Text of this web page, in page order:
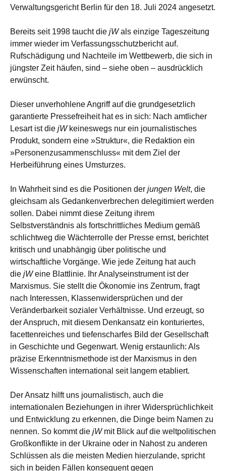
Verwaltungsgericht Berlin für den 18. Juli 2024 angesetzt.
Bereits seit 1998 taucht die jWals einzige Tageszeitung
immer wieder im Verfassungsschutzbericht auf.
Rufschädigung und Nachteile im Wettbewerb, die sich in
jüngster Zeit häufen, sind – siehe oben – ausdrücklich
erwünscht.
Dieser unverhohlene Angriff auf die grundgesetzlich
garantierte Pressefreiheit hat es in sich: Nach amtlicher
Lesart ist die jWkeineswegs nur ein journalistisches
Produkt, sondern eine »Struktur«, die Redaktion ein
»Personenzusammenschluss« mit dem Ziel der
Herbeiführung eines Umsturzes.
In Wahrheit sind es die Positionen der jungen Welt, die
gleichsam als Gedankenverbrechen delegitimiert werden
sollen. Dabei nimmt diese Zeitung ihrem
Selbstverständnis als fortschrittliches Medium gemäß
schlichtweg die Wächterrolle der Presse ernst, berichtet
kritisch und unabhängig über politische und
wirtschaftliche Vorgänge. Wie jede Zeitung hat auch
die jWeine Blattlinie. Ihr Analyseinstrument ist der
Marxismus. Sie stellt die Ökonomie ins Zentrum, fragt
nach Interessen, Klassenwidersprüchen und der
Veränderbarkeit sozialer Verhältnisse. Und erzeugt, so
der Anspruch, mit diesem Denkansatz ein konturiertes,
facettenreiches und tiefenscharfes Bild der Gesellschaft
in Geschichte und Gegenwart. Wenig erstaunlich: Als
präzise Erkenntnismethode ist der Marxismus in den
Wissenschaften international seit langem etabliert.
Der Ansatz hilft uns journalistisch, auch die
internationalen Beziehungen in ihrer Widersprüchlichkeit
und Entwicklung zu erkennen, die Dinge beim Namen zu
nennen. So kommt die jWmit Blick auf die weltpolitischen
Großkonflikte in der Ukraine oder in Nahost zu anderen
Schlüssen als die meisten Medien hierzulande, spricht
sich in beiden Fällen konsequent gegen